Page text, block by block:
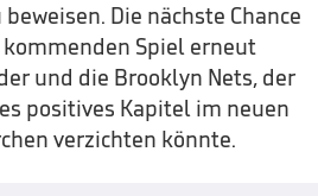
Die nächste Chance
Spiel erneut
und die Brooklyn Nets, der
positives Kapitel im neuen
verzichten könnte.